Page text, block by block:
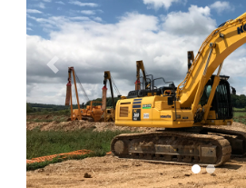
Previous